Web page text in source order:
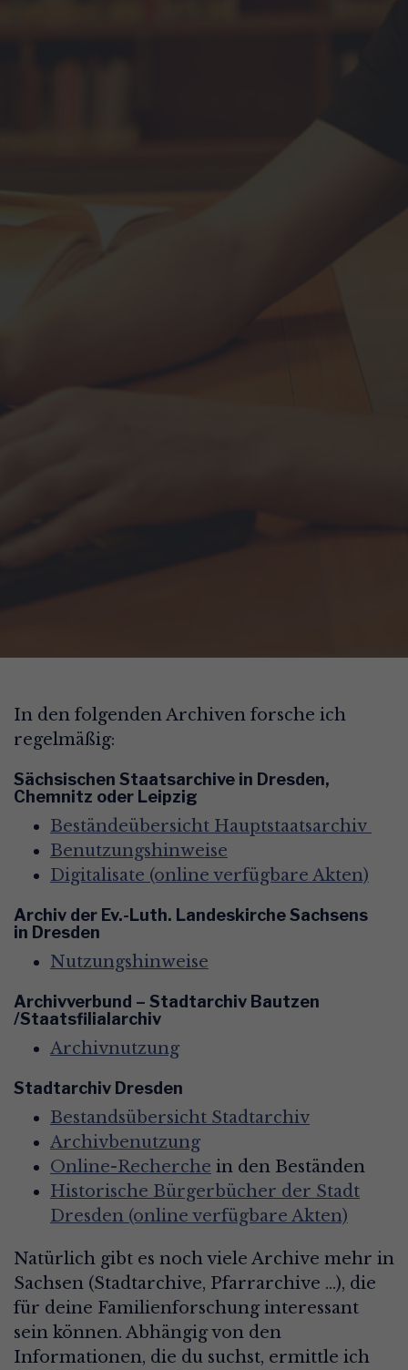
In den folgenden Archiven forsche ich
regelmäßig:
Sächsischen Staatsarchive in Dresden,
Chemnitz oder Leipzig
Beständeübersicht Hauptstaatsarchiv
Benutzungshinweise
Digitalisate (online verfügbare Akten)
Archiv der Ev.-Luth. Landeskirche Sachsens
in Dresden
Nutzungshinweise
Archivverbund – Stadtarchiv Bautzen
/Staatsfilialarchiv
Archivnutzung
Stadtarchiv Dresden
Bestandsübersicht Stadtarchiv
Archivbenutzung
Online-Recherche in den Beständen
Historische Bürgerbücher der Stadt
Dresden (online verfügbare Akten)
Natürlich gibt es noch viele Archive mehr in
Sachsen (Stadtarchive, Pfarrarchive ...), die
für deine Familienforschung interessant
sein können. Abhängig von den
Informationen, die du suchst, ermittle ich